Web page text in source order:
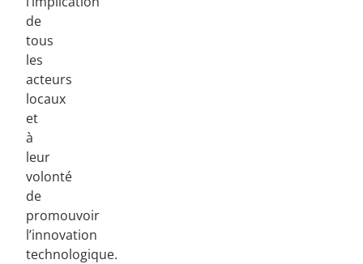
de
tous
les
acteurs
locaux
et
à
leur
volonté
de
promouvoir
l’innovation
technologique.